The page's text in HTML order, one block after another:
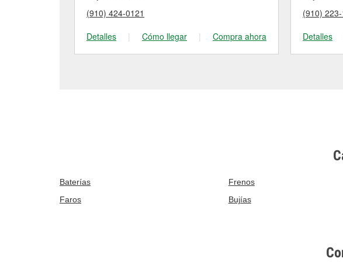
(910) 424-0121
Detalles
| Cómo llegar | Compra ahora
(910)
Detalles
Baterías Frenos
Faros
Bujías